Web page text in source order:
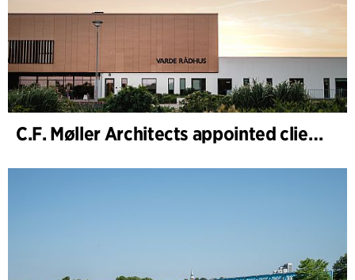
C.F. Møller Architects appointed client adviser for the expansion of Varde Town Hall